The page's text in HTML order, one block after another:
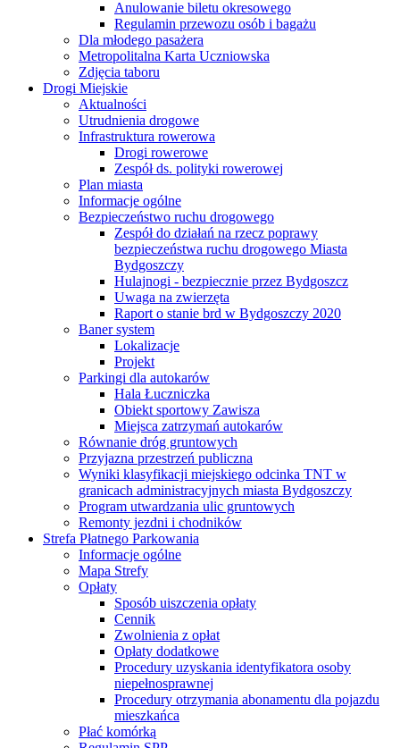
Anulowanie biletu okresowego
Regulamin przewozu osób i bagażu
Dla młodego pasażera
Metropolitalna Karta Uczniowska
Zdjęcia taboru
Drogi Miejskie
Aktualności
Utrudnienia drogowe
Infrastruktura rowerowa
Drogi rowerowe
Zespół ds. polityki rowerowej
Plan miasta
Informacje ogólne
Bezpieczeństwo ruchu drogowego
Zespół do działań na rzecz poprawy
bezpieczeństwa ruchu drogowego Miasta
Bydgoszczy
Hulajnogi - bezpiecznie przez Bydgoszcz
Uwaga na zwierzęta
Raport o stanie brd w Bydgoszczy 2020
Baner system
Lokalizacje
Projekt
Parkingi dla autokarów
Hala Łuczniczka
Obiekt sportowy Zawisza
Miejsca zatrzymań autokarów
Równanie dróg gruntowych
Przyjazna przestrzeń publiczna
Wyniki klasyfikacji miejskiego odcinka TNT w
granicach administracyjnych miasta Bydgoszczy
Program utwardzania ulic gruntowych
Remonty jezdni i chodników
Strefa Płatnego Parkowania
Informacje ogólne
Mapa Strefy
Opłaty
Sposób uiszczenia opłaty
Cennik
Zwolnienia z opłat
Opłaty dodatkowe
Procedury uzyskania identyfikatora osoby
niepełnosprawnej
Procedury otrzymania abonamentu dla pojazdu
mieszkańca
Płać komórką